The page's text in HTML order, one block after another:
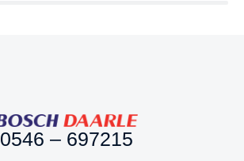
0546 – 697215